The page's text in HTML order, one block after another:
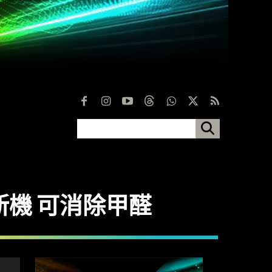
可消除甲醛